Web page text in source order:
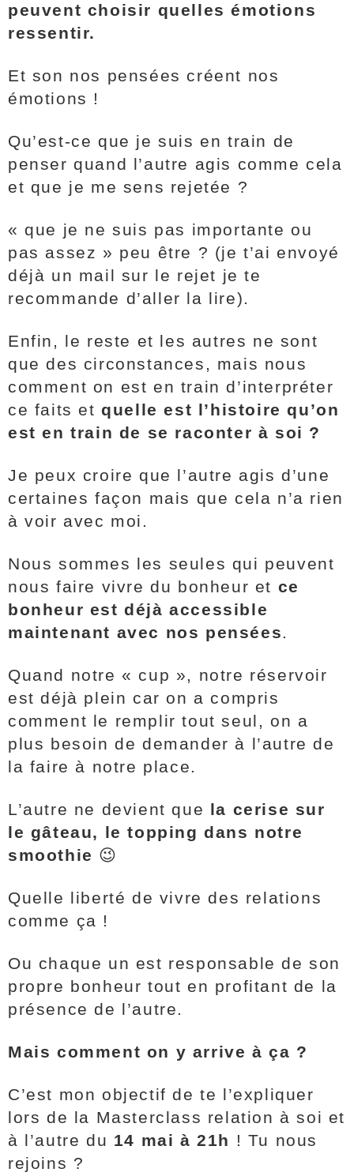
peuvent choisir quelles émotions
ressentir.
Et son nos pensées créent nos
émotions !
Qu’est-ce que je suis en train de
penser quand l’autre agis comme cela
et que je me sens rejetée ?
« que je ne suis pas importante ou
pas assez » peu être ? (je t’ai envoyé
déjà un mail sur le rejet je te
recommande d’aller la lire).
Enfin, le reste et les autres ne sont
que des circonstances, mais nous
comment on est en train d’interpréter
ce faits etquelle est l’histoire qu’on
est en train de se raconter à soi ?
Je peux croire que l’autre agis d’une
certaines façon mais que cela n’a rien
à voir avec moi.
Nous sommes les seules qui peuvent
nous faire vivre du bonheur et ce
bonheur est déjà accessible
maintenant avec nos pensées.
Quand notre « cup », notre réservoir
est déjà plein car on a compris
comment le remplir tout seul, on a
plus besoin de demander à l’autre de
la faire à notre place.
L’autre ne devient que la cerise sur
le gâteau, le topping dans notre
smoothie 😉
Quelle liberté de vivre des relations
comme ça !
Ou chaque un est responsable de son
propre bonheur tout en profitant de la
présence de l’autre.
Mais comment on y arrive à ça ?
C’est mon objectif de te l’expliquer
lors de la Masterclass relation à soi et
à l’autre du 14 mai à 21h ! Tu nous
rejoins ?